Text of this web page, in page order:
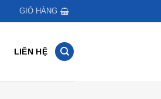
GIỎ HÀNG
LIÊN HỆ